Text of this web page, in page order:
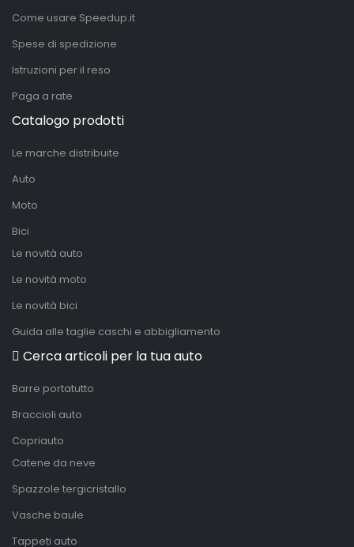
Come usare Speedup.it
Spese di spedizione
Istruzioni per il reso
Paga a rate
Catalogo prodotti
Le marche distribuite
Auto
Moto
Bici
Le novità auto
Le novità moto
Le novità bici
Guida alle taglie caschi e abbigliamento
Cerca articoli per la tua auto
Barre portatutto
Braccioli auto
Copriauto
Catene da neve
Spazzole tergicristallo
Vasche baule
Tappeti auto